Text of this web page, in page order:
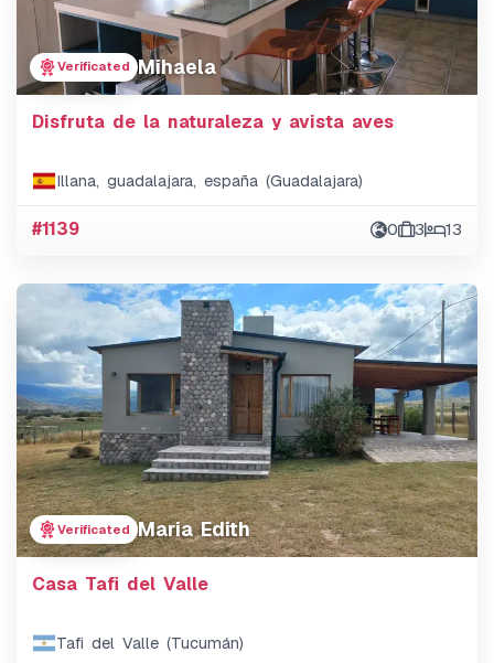
Verificated Mihaela
Disfruta de la naturaleza y avista aves
Illana, guadalajara, españa (Guadalajara)
#1139 0 3 13
Verificated Maria Edith
Casa Tafi del Valle
Tafi del Valle (Tucumán)